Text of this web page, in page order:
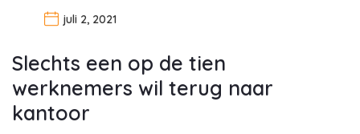
juli 2, 2021
Slechts een op de tien
werknemers wil terug naar
kantoor